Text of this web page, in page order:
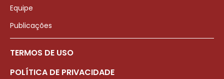
Equipe
Publicações
TERMOS DE USO
POLÍTICA DE PRIVACIDADE